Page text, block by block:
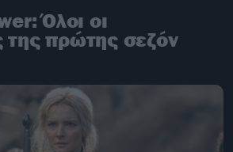
Όλοι οι
της πρώτης σεζόν